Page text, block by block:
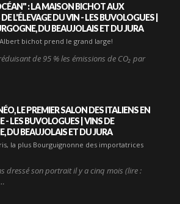
: LA MAISON BICHOT AUX
L'ÉLEVAGE DU VIN - LES BUVOLOGUES |
DU BEAUJOLAIS ET DU JURA
bichot prend le grand large!
de 95 % les émissions de CO₂ par
LE PREMIER SALON DES ITALIENS EN
- LES BUVOLOGUES | VINS DE
DU BEAUJOLAIS ET DU JURA
la plus Bourguignonne des importatrices
dressé son portrait il y a cinq mois (lire :